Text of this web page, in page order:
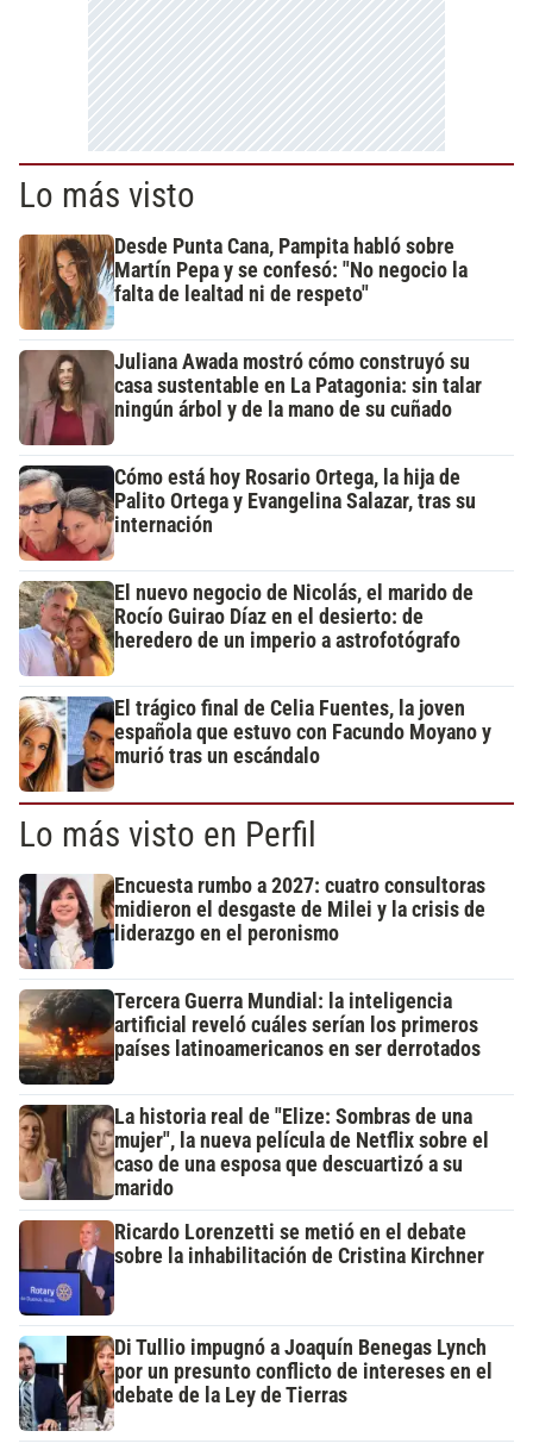
Lo más visto
Desde Punta Cana, Pampita habló sobre
Martín Pepa y se confesó: "No negocio la
falta de lealtad ni de respeto"
Juliana Awada mostró cómo construyó su
casa sustentable en La Patagonia: sin talar
ningún árbol y de la mano de su cuñado
Cómo está hoy Rosario Ortega, la hija de
Palito Ortega y Evangelina Salazar, tras su
internación
El nuevo negocio de Nicolás, el marido de
Rocío Guirao Díaz en el desierto: de
heredero de un imperio a astrofotógrafo
El trágico final de Celia Fuentes, la joven
española que estuvo con Facundo Moyano y
murió tras un escándalo
Lo más visto en Perfil
Encuesta rumbo a 2027: cuatro consultoras
midieron el desgaste de Milei y la crisis de
liderazgo en el peronismo
Tercera Guerra Mundial: la inteligencia
artificial reveló cuáles serían los primeros
países latinoamericanos en ser derrotados
La historia real de "Elize: Sombras de una
mujer", la nueva película de Netflix sobre el
caso de una esposa que descuartizó a su
marido
Ricardo Lorenzetti se metió en el debate
sobre la inhabilitación de Cristina Kirchner
Di Tullio impugnó a Joaquín Benegas Lynch
por un presunto conflicto de intereses en el
debate de la Ley de Tierras